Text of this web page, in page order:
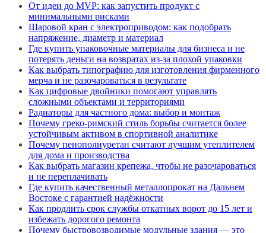
От идеи до MVP: как запустить продукт с
минимальными рисками
Шаровой кран с электроприводом: как подобрать
напряжение, диаметр и материал
Где купить упаковочные материалы для бизнеса и не
потерять деньги на возвратах из-за плохой упаковки
Как выбрать типографию для изготовления фирменного
мерча и не разочароваться в результате
Как цифровые двойники помогают управлять
сложными объектами и территориями
Радиаторы для частного дома: выбор и монтаж
Почему греко-римский стиль борьбы считается более
устойчивым активом в спортивной аналитике
Почему пенополиуретан считают лучшим утеплителем
для дома и производства
Как выбрать магазин крепежа, чтобы не разочароваться
и не переплачивать
Где купить качественный металлопрокат на Дальнем
Востоке с гарантией надёжности
Как продлить срок службы откатных ворот до 15 лет и
избежать дорогого ремонта
Почему быстровозводимые модульные здания — это